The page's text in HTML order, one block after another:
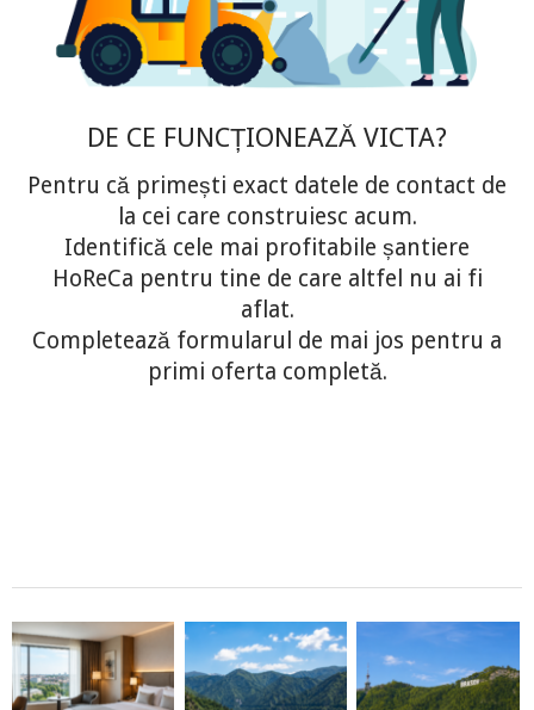
DE CE FUNCȚIONEAZĂ VICTA?
Pentru că primești exact datele de contact de
la cei care construiesc acum.
Identifică cele mai profitabile șantiere
HoReCa pentru tine de care altfel nu ai fi
aflat.
Completează formularul de mai jos pentru a
primi oferta completă.